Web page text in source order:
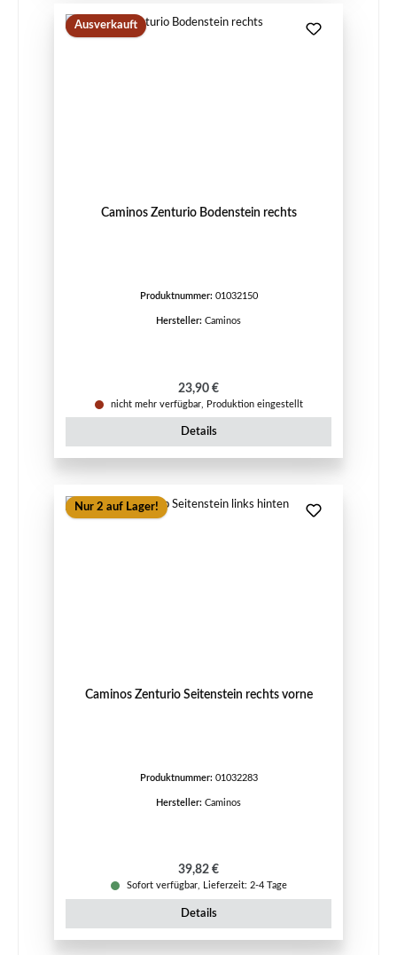
Ausverkauft
Caminos Zenturio Bodenstein rechts
Produktnummer: 01032150
Hersteller: Caminos
Regulärer Preis:
23,90 €
nicht mehr verfügbar, Produktion eingestellt
Details
Nur 2 auf Lager!
Caminos Zenturio Seitenstein rechts vorne
Produktnummer: 01032283
Hersteller: Caminos
Regulärer Preis:
39,82 €
Sofort verfügbar, Lieferzeit: 2-4 Tage
Details